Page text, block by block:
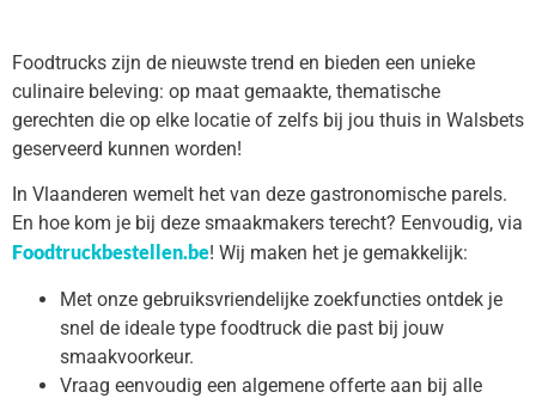
Foodtrucks zijn de nieuwste trend en bieden een unieke
culinaire beleving: op maat gemaakte, thematische
gerechten die op elke locatie of zelfs bij jou thuis in Walsbets
geserveerd kunnen worden!
In Vlaanderen wemelt het van deze gastronomische parels.
En hoe kom je bij deze smaakmakers terecht? Eenvoudig, via
Foodtruckbestellen.be! Wij maken het je gemakkelijk:
Met onze gebruiksvriendelijke zoekfuncties ontdek je
snel de ideale type foodtruck die past bij jouw
smaakvoorkeur.
Vraag eenvoudig een algemene offerte aan bij alle